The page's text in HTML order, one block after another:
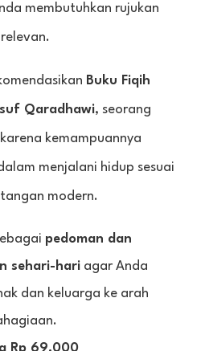
membutuhkan rujukan
Buku Fiqih
Qaradhawi, seorang
kemampuannya
menjalani hidup sesuai
modern.
pedoman dan
sehari-hariagar Anda
dan keluarga ke arah
Rp 69.000